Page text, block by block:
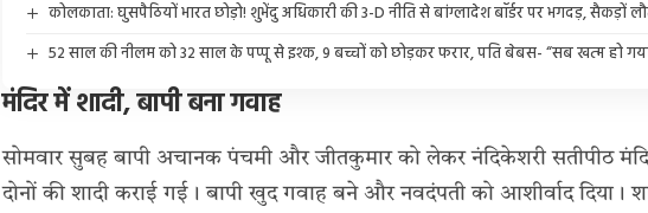
कोलकाता: घुसपैठियों भारत छोड़ो! शुभेंदु अधिकारी की 3-D नीति से बांग्लादेश बॉर्डर पर भगदड़, सैकड़ों
52 साल की नीलम को 32 साल के पप्पू से इश्क, 9 बच्चों को छोड़कर फरार, पति बेबस- “सब खत्म हो
मंदिर में शादी, बापी बना गवाह
सोमवार सुबह बापी अचानक पंचमी और जीतकुमार को लेकर नंदिकेशरी सतीपीठ
दोनों की शादी कराई गई। बापी खुद गवाह बने और नवदंपती को आशीर्वाद दिया।